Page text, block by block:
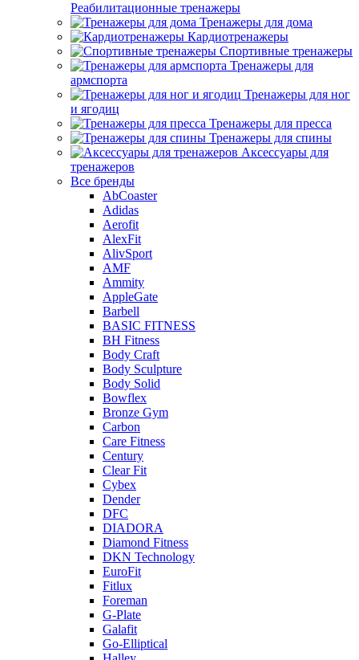
Реабилитационные тренажеры
Тренажеры для дома
Кардиотренажеры
Спортивные тренажеры
Тренажеры для
армспорта
Тренажеры для ног
и ягодиц
Тренажеры для пресса
Тренажеры для спины
Аксессуары для
тренажеров
Все бренды
AbCoaster
Adidas
Aerofit
AlexFit
AlivSport
AMF
Ammity
AppleGate
Barbell
BASIC FITNESS
BH Fitness
Body Craft
Body Sculpture
Body Solid
Bowflex
Bronze Gym
Carbon
Care Fitness
Century
Clear Fit
Cybex
Dender
DFC
DIADORA
Diamond Fitness
DKN Technology
EuroFit
Fitlux
Foreman
G-Plate
Galafit
Go-Elliptical